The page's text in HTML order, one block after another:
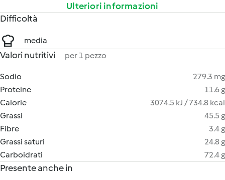
Ulteriori informazioni
Difficoltà
media
Valori nutritivi per 1 pezzo
Sodio
279.3 mg
Proteine
11.6 g
Calorie
3074.5 kJ / 734.8 kcal
Grassi
45.5 g
Fibre
3.4 g
Grassi saturi
24.8 g
Carboidrati
72.4 g
Presente anche in